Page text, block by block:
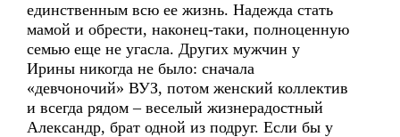
единственным всю ее жизнь. Надежда стать
мамой и обрести, наконец-таки, полноценную
семью еще не угасла. Других мужчин у
Ирины никогда не было: сначала
«девчоночий» ВУЗ, потом женский коллектив
и всегда рядом – веселый жизнерадостный
Александр, брат одной из подруг. Если бы у